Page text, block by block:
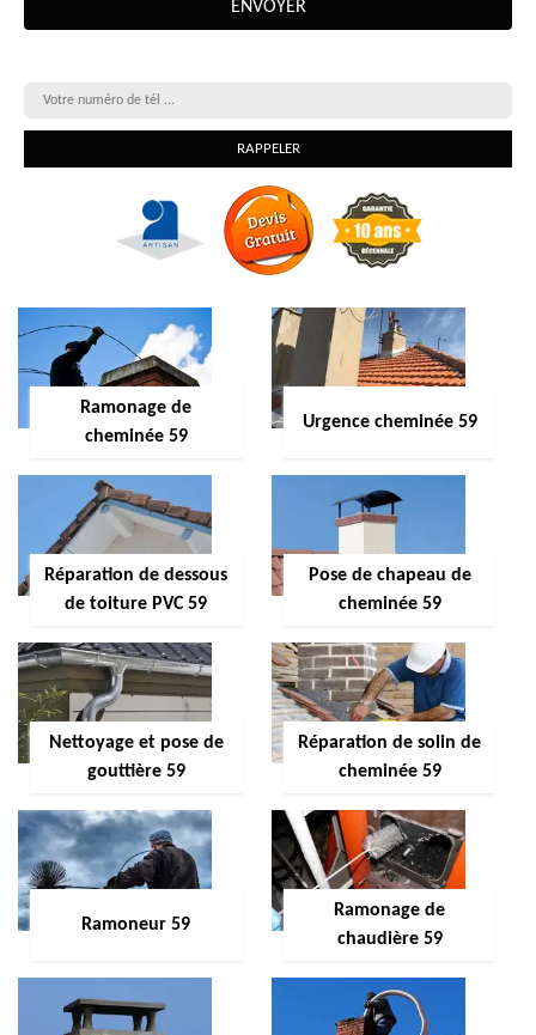
Ramonage de
cheminée 59
Urgence cheminée 59
Réparation de dessous
de toiture PVC 59
Pose de chapeau de
cheminée 59
Nettoyage et pose de
gouttière 59
Réparation de solin de
cheminée 59
Ramoneur 59
Ramonage de
chaudière 59